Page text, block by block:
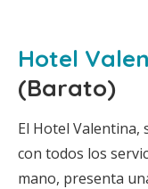
Hotel
(Barato)
El Hotel Valentina,
con todos los
mano, presenta